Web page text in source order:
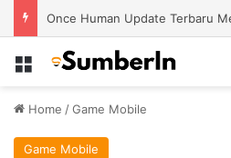
Menu
Home /Game Mobile
Game Mobile